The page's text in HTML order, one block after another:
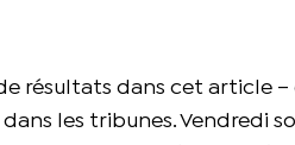
résultats dans cet article
les tribunes. Vendredi